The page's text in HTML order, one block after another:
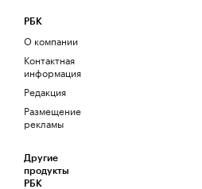
РБК
О компании
Контактная
информация
Редакция
Размещение
рекламы
Другие
продукты
РБК